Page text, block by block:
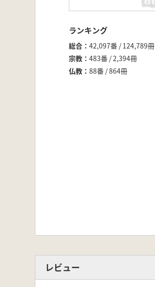
ランキング
総合
42,097番 / 124,789冊
宗教
483番 / 2,394冊
仏教
88番 / 864冊
レビュー